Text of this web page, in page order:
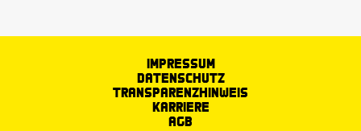
Impressum
Datenschutz
Transparenzhinweis
Karriere
AGB